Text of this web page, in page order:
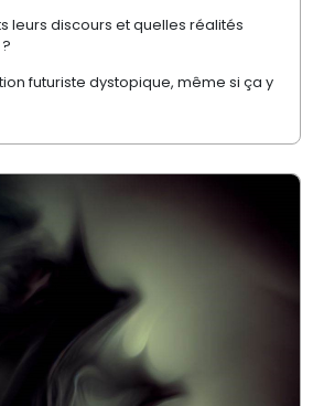
leurs discours et quelles réalités
futuriste dystopique, même si ça y